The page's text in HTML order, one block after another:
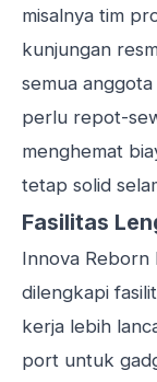
misalnya tim
kunjungan
semua
perlu repot-
menghemat
tetap solid
Fasilitas
Innova Reborn
dilengkapi
kerja lebih
port untuk